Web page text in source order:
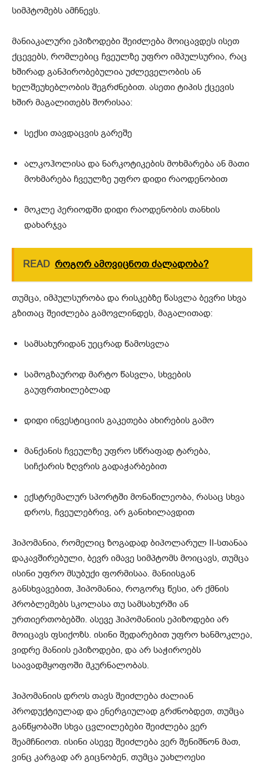
სიმპტომებს ამჩნევს.
მანიაკალური ეპიზოდები შეიძლება მოიცავდეს ისეთ
ქცევებს, რომლებიც ჩვეულზე უფრო იმპულსურია, რაც
ხშირად განპირობებულია უძლეველობის ან
ხელშეუხებლობის შეგრძნებით. ასეთი ტიპის ქცევის
ხშირ მაგალითებს შორისაა:
სექსი თავდაცვის გარეშე
ალკოჰოლისა და ნარკოტიკების მოხმარება ან მათი
მოხმარება ჩვეულზე უფრო დიდი რაოდენობით
მოკლე პერიოდში დიდი რაოდენობის თანხის
დახარჯვა
READ როგორ ამოვიცნოთ ძალადობა?
თუმცა, იმპულსურობა და რისკებზე წასვლა ბევრი სხვა
გზითაც შეიძლება გამოვლინდეს, მაგალითად:
სამსახურიდან უეცრად წამოსვლა
სამოგზაუროდ მარტო წასვლა, სხვების
გაუფრთხილებლად
დიდი ინვესტიციის გაკეთება ახირების გამო
მანქანის ჩვეულზე უფრო სწრაფად ტარება,
სიჩქარის ზღვრის გადაჭარბებით
ექსტრემალურ სპორტში მონაწილეობა, რასაც სხვა
დროს, ჩვეულებრივ, არ განიხილავდით
ჰიპომანია, რომელიც ზოგადად ბიპოლარულ II-სთანაა
დაკავშირებული, ბევრ იმავე სიმპტომს მოიცავს, თუმცა
ისინი უფრო მსუბუქი ფორმისაა. მანიისგან
განსხვავებით, ჰიპომანია, როგორც წესი, არ ქმნის
პრობლემებს სკოლასა თუ სამსახურში ან
ურთიერთობებში. ასევე ჰიპომანიის ეპიზოდები არ
მოიცავს ფსიქოზს. ისინი შედარებით უფრო ხანმოკლეა,
ვიდრე მანიის ეპიზოდები, და არ საჭიროებს
საავადმყოფოში მკურნალობას.
ჰიპომანიის დროს თავს შეიძლება ძალიან
პროდუქტიულად და ენერგიულად გრძნობდეთ, თუმცა
განწყობაში სხვა ცვლილებები შეიძლება ვერ
შეამჩნიოთ. ისინი ასევე შეიძლება ვერ შენიშნონ მათ,
ვინც კარგად არ გიცნობენ, თუმცა უახლოესი